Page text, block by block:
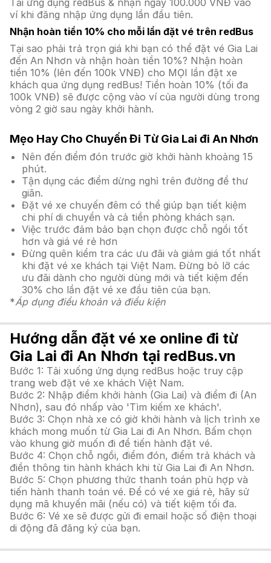
Tải ứng dụng redBus & nhận ngay 100.000 VNĐ vào
ví khi đăng nhập ứng dụng lần đầu tiên.
Nhận hoàn tiền 10% cho mỗi lần đặt vé trên redBus
Tại sao phải trả trọn giá khi bạn có thể đặt vé Gia Lai
đến An Nhơn và nhận hoàn tiền 10%? Nhận hoàn
tiền 10% (lên đến 100k VNĐ) cho MỌI lần đặt xe
khách qua ứng dụng redBus! Tiền hoàn 10% (tối đa
100k VNĐ) sẽ được cộng vào ví của người dùng trong
vòng 2 giờ sau ngày khởi hành.
Mẹo Hay Cho Chuyến Đi Từ Gia Lai đi An Nhơn
Nên đến điểm đón trước giờ khởi hành khoảng 15
phút.
Tận dụng các điểm dừng nghỉ trên đường để thư
giãn.
Đặt vé xe chuyến đêm có thể giúp bạn tiết kiệm
chi phí di chuyển và cả tiền phòng khách sạn.
Việc trước đảm bảo bạn chọn được chỗ ngồi tốt
hơn và giá vé rẻ hơn
Đừng quên kiểm tra các ưu đãi và giảm giá tốt nhất
khi đặt vé xe khách tại Việt Nam. Đừng bỏ lỡ các
ưu đãi dành cho người dùng mới và tiết kiệm đến
30% cho lần đặt vé xe đầu tiên của bạn.
*Áp dụng điều khoản và điều kiện
Hướng dẫn đặt vé xe online đi từ
Gia Lai đi An Nhơn tại redBus.vn
Bước 1: Tải xuống ứng dụng redBus hoặc truy cập
trang web đặt vé xe khách Việt Nam.
Bước 2: Nhập điểm khởi hành (Gia Lai) và điểm đi (An
Nhơn), sau đó nhấp vào 'Tìm kiếm xe khách'.
Bước 3: Chọn nhà xe có giờ khởi hành và lịch trình xe
khách mong muốn từ Gia Lai đi An Nhơn. Bấm chọn
vào khung giờ muốn đi để tiến hành đặt vé.
Bước 4: Chọn chỗ ngồi, điểm đón, điểm trả khách và
điền thông tin hành khách khi từ Gia Lai đi An Nhơn.
Bước 5: Chọn phương thức thanh toán phù hợp và
tiến hành thanh toán vé. Để có vé xe giá rẻ, hãy sử
dụng mã khuyến mãi (nếu có) và tiết kiệm tối đa.
Bước 6: Vé xe sẽ được gửi đi email hoặc số điện thoại
di động đã đăng ký của bạn.